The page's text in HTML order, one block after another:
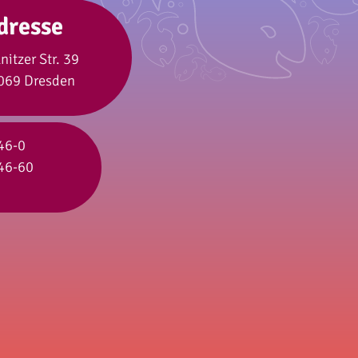
Str. 39
Dresden
0
60